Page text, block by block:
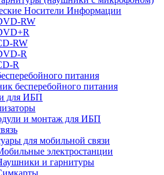
Носители Информации
RW
RW
R
R
питания
бесперебойного питания
для ИБП
и монтаж для ИБП
для мобильной связи
электростанции
и гарнитуры